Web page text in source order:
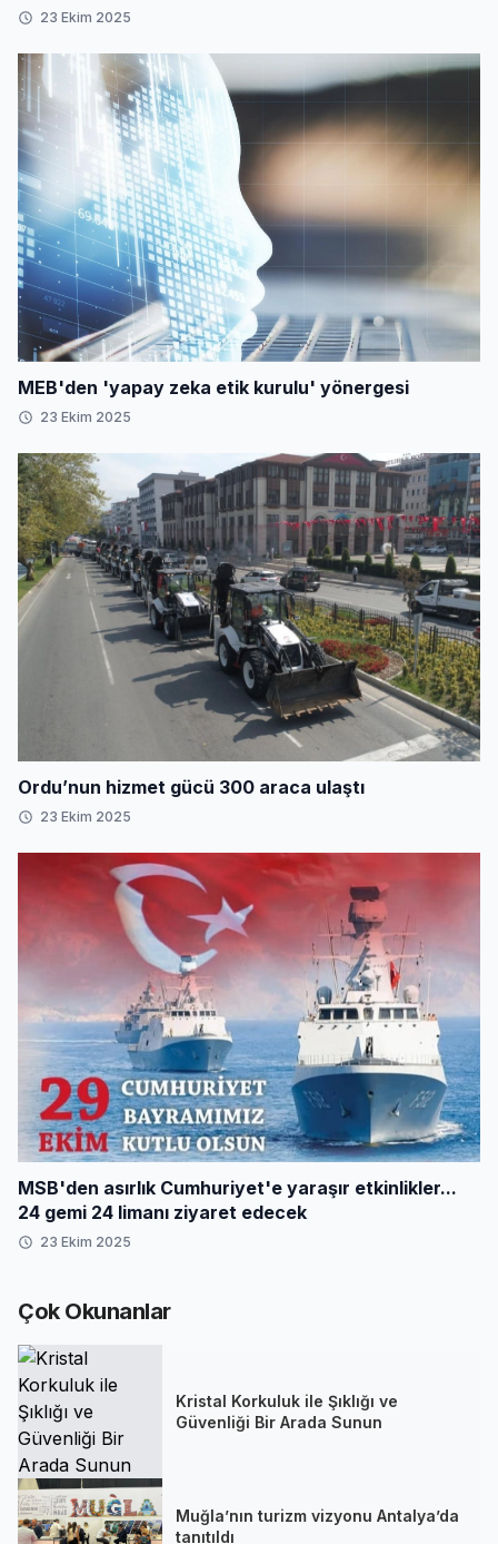
23 Ekim 2025
MEB'den 'yapay zeka etik kurulu' yönergesi
23 Ekim 2025
Ordu’nun hizmet gücü 300 araca ulaştı
23 Ekim 2025
MSB'den asırlık Cumhuriyet'e yaraşır etkinlikler...
24 gemi 24 limanı ziyaret edecek
23 Ekim 2025
Çok Okunanlar
Kristal Korkuluk ile Şıklığı ve
Güvenliği Bir Arada Sunun
Muğla’nın turizm vizyonu Antalya’da
tanıtıldı